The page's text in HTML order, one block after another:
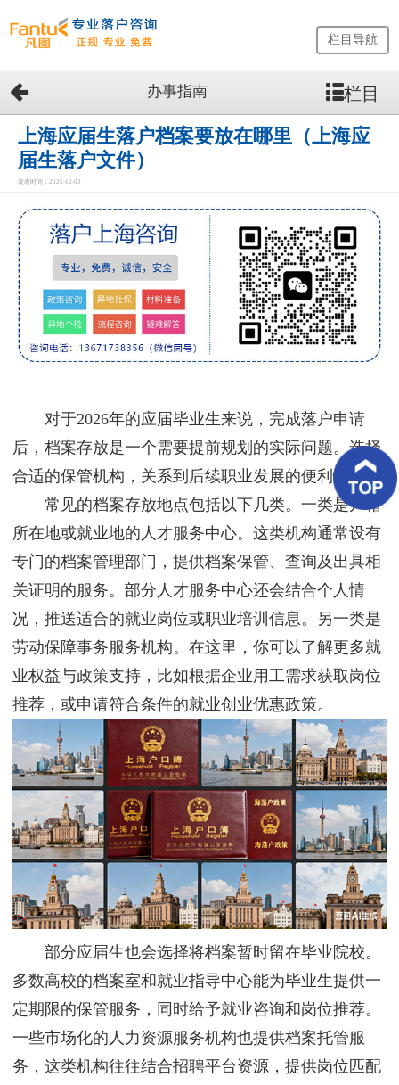
网
站
首
页
留
生
务
优
案
好
评
新
闻
资
讯
联
系
我
栏目导航
办事指南 栏目
上海应届生落户档案要放在哪里（上海应
届生落户文件）
发表时间：2025-12-03
对于2026年的应届毕业生来说，完成落户申请
后，档案存放是一个需要提前规划的实际问题。选择
合适的保管机构，关系到后续职业发展的便利性。
常见的档案存放地点包括以下几类。一类是户籍
所在地或就业地的人才服务中心。这类机构通常设有
专门的档案管理部门，提供档案保管、查询及出具相
关证明的服务。部分人才服务中心还会结合个人情
况，推送适合的就业岗位或职业培训信息。另一类是
劳动保障事务服务机构。在这里，你可以了解更多就
业权益与政策支持，比如根据企业用工需求获取岗位
推荐，或申请符合条件的就业创业优惠政策。
部分应届生也会选择将档案暂时留在毕业院校。
多数高校的档案室和就业指导中心能为毕业生提供一
定期限的保管服务，同时给予就业咨询和岗位推荐。
一些市场化的人力资源服务机构也提供档案托管服
务，这类机构往往结合招聘平台资源，提供岗位匹配